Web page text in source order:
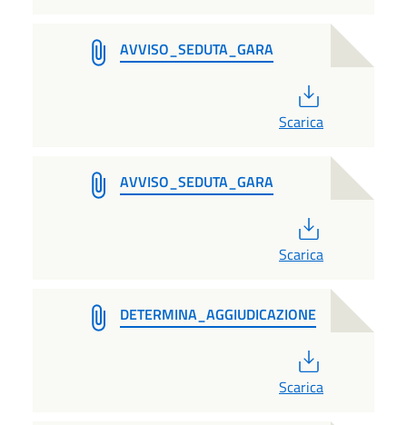
AVVISO_SEDUTA_GARA
Scarica
AVVISO_SEDUTA_GARA
Scarica
DETERMINA_AGGIUDICAZIONE
Scarica